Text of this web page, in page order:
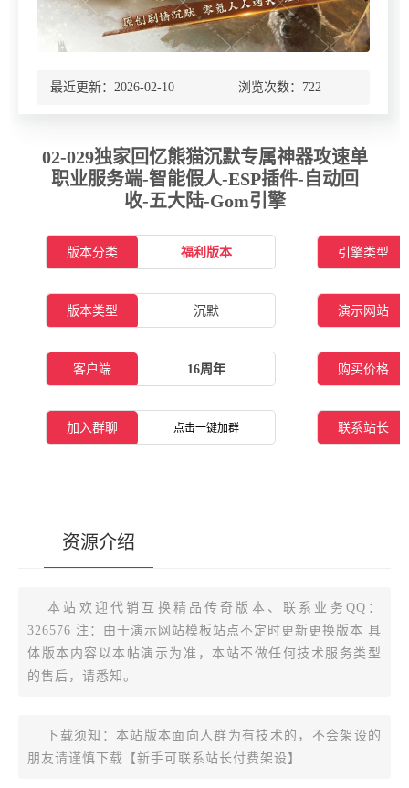
最近更新：2026-02-10 浏览次数： 722
02-029独家回忆熊猫沉默专属神器攻速单
职业服务端-智能假人-ESP插件-自动回
收-五大陆-Gom引擎
版本分类 福利版本 引擎类型
版本类型 沉默 演示网站
客户端 16周年 购买价格
加入群聊 点击一键加群 联系站长
资源介绍
[复制版本链接]
本站欢迎代销互换精品传奇版本、联系业务QQ：
326576 注：由于演示网站模板站点不定时更新更换版本 具
体版本内容以本帖演示为准，本站不做任何技术服务类型
的售后，请悉知。
下载须知：本站版本面向人群为有技术的，不会架设的
朋友请谨慎下载【新手可联系站长付费架设】